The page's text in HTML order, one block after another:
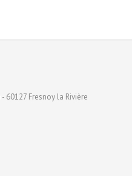
60127 Fresnoy la Rivière